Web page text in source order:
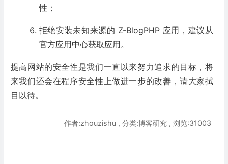
性；
拒绝安装未知来源的 Z-BlogPHP 应用，建议从
官方应用中心获取应用。
提高网站的安全性是我们一直以来努力追求的目标，将
来我们还会在程序安全性上做进一步的改善，请大家拭
目以待。
作者:zhouzishu , 分类:博客研究 , 浏览:31003